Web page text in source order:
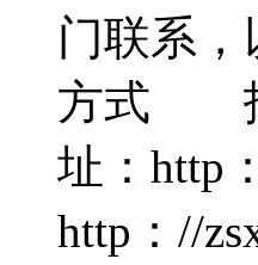
门联系
方式 招
址：http
http：//